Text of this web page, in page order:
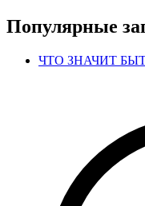
Популярные
ЧТО ЗНАЧИТ